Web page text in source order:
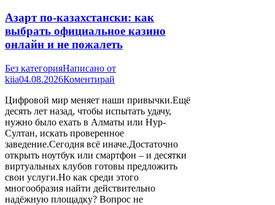
Азарт по-казахстански: как
выбрать официальное казино
онлайн и не пожалеть
Без категорияНаписано от
kiia04.08.2026Коментирай
Цифровой мир меняет наши привычки.Ещё
десять лет назад, чтобы испытать удачу,
нужно было ехать в Алматы или Нур-
Султан, искать проверенное
заведение.Сегодня всё иначе.Достаточно
открыть ноутбук или смартфон – и десятки
виртуальных клубов готовы предложить
свои услуги.Но как среди этого
многообразия найти действительно
надёжную площадку? Вопрос не